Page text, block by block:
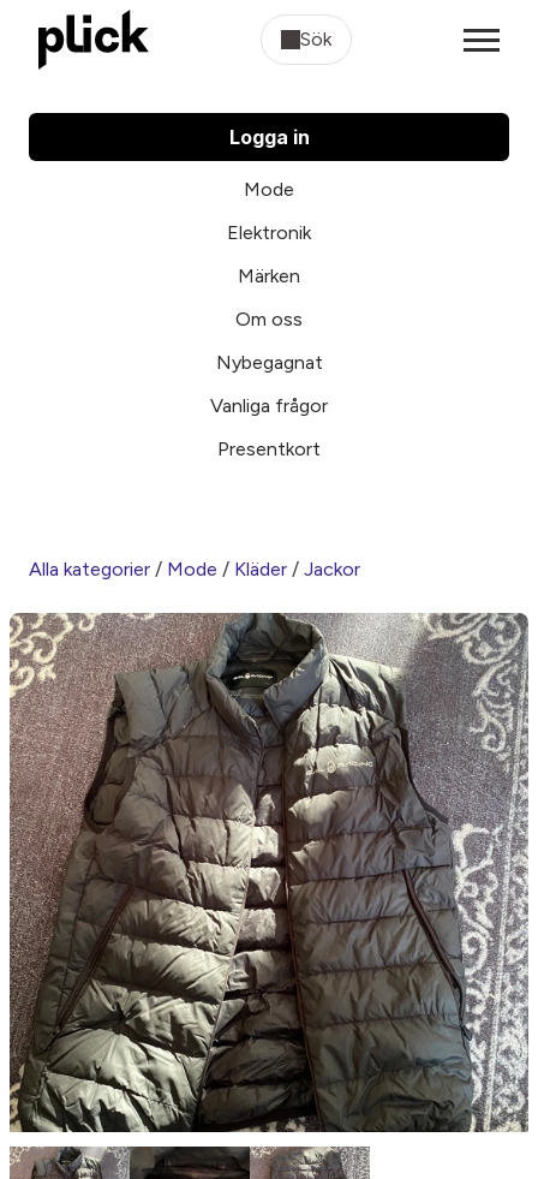
Sök
Logga in
Mode
Elektronik
Märken
Om oss
Nybegagnat
Vanliga frågor
Presentkort
Alla kategorier / Mode / Kläder / Jackor